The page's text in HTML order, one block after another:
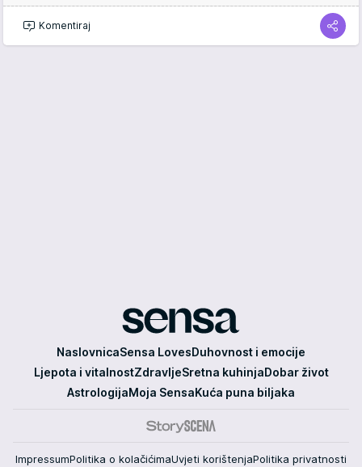
Komentiraj
NaslovnicaSensa LovesDuhovnost i emocije
Ljepota i vitalnostZdravljeSretna kuhinjaDobar život
AstrologijaMoja SensaKuća puna biljaka
ImpressumPolitika o kolačićimaUvjeti korištenjaPolitika privatnosti